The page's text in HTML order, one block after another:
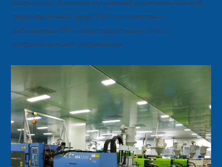
лаборатория. Компания Фушаньский установила большой
стерилизационный шкаф Е.О. в соответствии с
требованиями CE и может предоставить отчет о
профессиональной стерилизации.